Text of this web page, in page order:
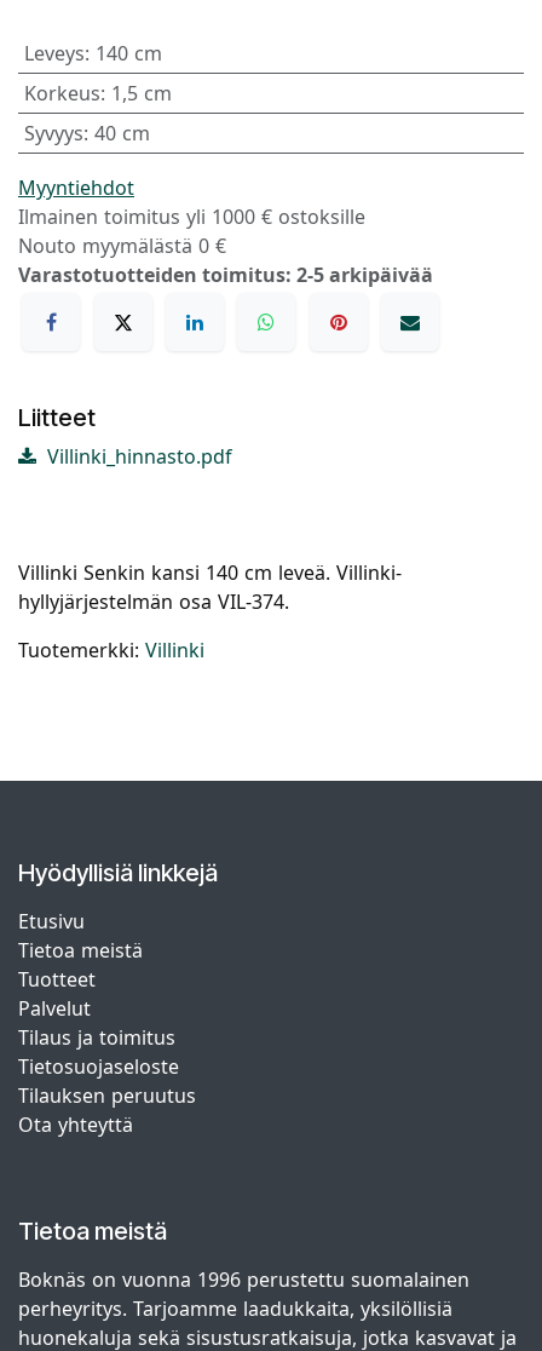
Leveys: 140 cm
Korkeus: 1,5 cm
Syvyys: 40 cm
Myyntiehdot
Ilmainen toimitus yli 1000 € ostoksille
Nouto myymälästä 0 €
Varastotuotteiden toimitus: 2-5 arkipäivää
Liitteet
Villinki_hinnasto.pdf
Villinki Senkin kansi 140 cm leveä. Villinki-
hyllyjärjestelmän osa VIL-374.
Tuotemerkki: Villinki
Hyödyllisiä linkkejä
Etusivu
Tietoa meistä
Tuotteet
Palvelut
Tilaus ja toimitus
Tietosuojaseloste
Tilauksen peruutus
Ota yhteyttä
Tietoa meistä
Boknäs on vuonna 1996 perustettu suomalainen
perheyritys. Tarjoamme laadukkaita, yksilöllisiä
huonekaluja sekä sisustusratkaisuja, jotka kasvavat ja